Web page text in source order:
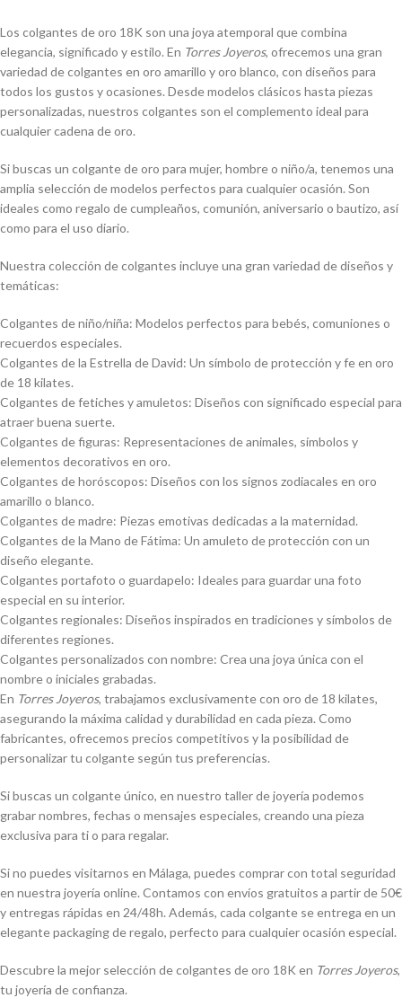
Los colgantes de oro 18K son una joya atemporal que combina
elegancia, significado y estilo. En Torres Joyeros, ofrecemos una gran
variedad de colgantes en oro amarillo y oro blanco, con diseños para
todos los gustos y ocasiones. Desde modelos clásicos hasta piezas
personalizadas, nuestros colgantes son el complemento ideal para
cualquier cadena de oro.
Si buscas un colgante de oro para mujer, hombre o niño/a, tenemos una
amplia selección de modelos perfectos para cualquier ocasión. Son
ideales como regalo de cumpleaños, comunión, aniversario o bautizo, así
como para el uso diario.
Nuestra colección de colgantes incluye una gran variedad de diseños y
temáticas:
Colgantes de niño/niña: Modelos perfectos para bebés, comuniones o
recuerdos especiales.
Colgantes de la Estrella de David: Un símbolo de protección y fe en oro
de 18 kilates.
Colgantes de fetiches y amuletos: Diseños con significado especial para
atraer buena suerte.
Colgantes de figuras: Representaciones de animales, símbolos y
elementos decorativos en oro.
Colgantes de horóscopos: Diseños con los signos zodiacales en oro
amarillo o blanco.
Colgantes de madre: Piezas emotivas dedicadas a la maternidad.
Colgantes de la Mano de Fátima: Un amuleto de protección con un
diseño elegante.
Colgantes portafoto o guardapelo: Ideales para guardar una foto
especial en su interior.
Colgantes regionales: Diseños inspirados en tradiciones y símbolos de
diferentes regiones.
Colgantes personalizados con nombre: Crea una joya única con el
nombre o iniciales grabadas.
En Torres Joyeros, trabajamos exclusivamente con oro de 18 kilates,
asegurando la máxima calidad y durabilidad en cada pieza. Como
fabricantes, ofrecemos precios competitivos y la posibilidad de
personalizar tu colgante según tus preferencias.
Si buscas un colgante único, en nuestro taller de joyería podemos
grabar nombres, fechas o mensajes especiales, creando una pieza
exclusiva para ti o para regalar.
Si no puedes visitarnos en Málaga, puedes comprar con total seguridad
en nuestra joyería online. Contamos con envíos gratuitos a partir de 50€
y entregas rápidas en 24/48h. Además, cada colgante se entrega en un
elegante packaging de regalo, perfecto para cualquier ocasión especial.
Descubre la mejor selección de colgantes de oro 18K en Torres Joyeros,
tu joyería de confianza.